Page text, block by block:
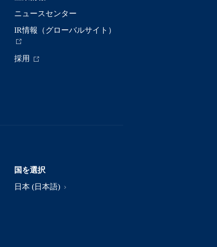
ニュースセンター
IR情報（グローバルサイト）
採用
国を選択
日本 (日本語)